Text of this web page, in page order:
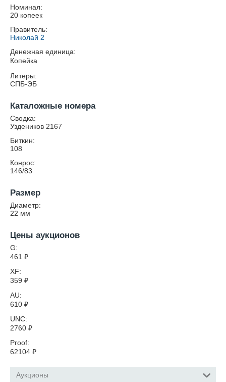
Номинал:
20 копеек
Правитель:
Николай 2
Денежная единица:
Копейка
Литеры:
СПБ-ЭБ
Каталожные номера
Сводка:
Уздеников 2167
Биткин:
108
Конрос:
146/83
Размер
Диаметр:
22 мм
Цены аукционов
G:
461 ₽
XF:
359 ₽
AU:
610 ₽
UNC:
2760 ₽
Proof:
62104 ₽
Аукционы